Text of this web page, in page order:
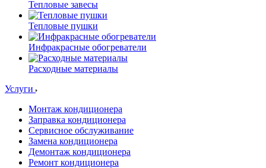
Тепловые завесы
Тепловые пушки
Инфракрасные обогреватели
Расходные материалы
Услуги
Монтаж кондиционера
Заправка кондиционера
Сервисное обслуживание
Замена кондиционера
Демонтаж кондиционера
Ремонт кондиционера